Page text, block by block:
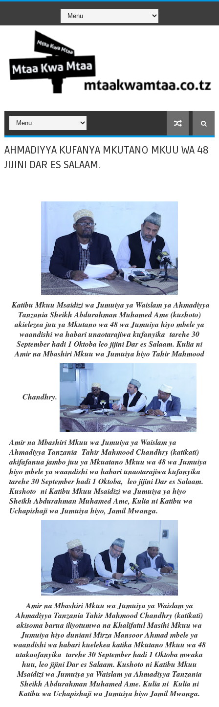
AHMADIYYA KUFANYA MKUTANO MKUU WA 48
JIJINI DAR ES SALAAM.
Katibu Mkuu Msaidizi wa Jumuiya ya Waislam ya Ahmadiyya
Tanzania Sheikh Abdurahman Muhamed Ame (kushoto)
akielezea juu ya Mkutano wa 48 wa Jumuiya hiyo mbele ya
waandishi wa habari unaotarajiwa kufanyika tarehe 30
September hadi 1 Oktoba leo jijini Dar es Salaam. Kulia ni
Amir na Mbashiri Mkuu wa Jumuiya hiyo Tahir Mahmood
Chandhry.
Amir na Mbashiri Mkuu wa Jumuiya ya Waislam ya
Ahmadiyya Tanzania Tahir Mahmood Chandhry (katikati)
akifafanua jambo juu ya Mkuatano Mkuu wa 48 wa Jumuiya
hiyo mbele ya waandishi wa habari unaotarajiwa kufanyika
tarehe 30 September hadi 1 Oktoba, leo jijini Dar es Salaam.
Kushoto ni Katibu Mkuu Msaidizi wa Jumuiya ya hiyo
Sheikh Abdurahman Muhamed Ame, Kulia ni Katibu wa
Uchapishaji wa Jumuiya hiyo, Jamil Mwanga.
Amir na Mbashiri Mkuu wa Jumuiya ya Waislam ya
Ahmadiyya Tanzania Tahir Mahmood Chandhry (katikati)
akisoma barua iliyotumwa na Khalifatul Masihi Mkuu wa
Jumuiya hiyo duniani Mirza Mansoor Ahmad mbele ya
waandishi wa habari kuelekea katika Mkutano Mkuu wa 48
utakaofanyika tarehe 30 September hadi 1 Oktoba mwaka
huu, leo jijini Dar es Salaam. Kushoto ni Katibu Mkuu
Msaidizi wa Jumuiya ya Waislam ya Ahmadiyya Tanzania
Sheikh Abdurahman Muhamed Ame. Kulia ni Kulia ni
Katibu wa Uchapishaji wa Jumuiya hiyo Jamil Mwanga.